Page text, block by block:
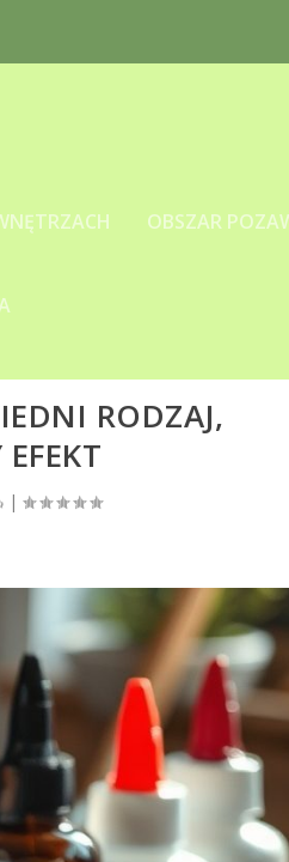
OBSZAR
RODZAJ,
|